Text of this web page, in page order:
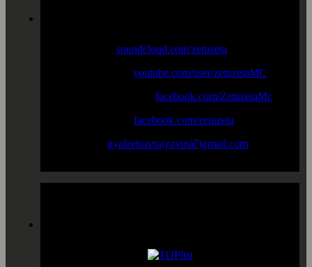
soundcloud.com/zetuzeta
youtube.com/user/zetuzetaMC
facebook.com/ZetuzetaMc
facebook.com/zetuzeta
gyalzetuzeta(zavináč)gmail.com